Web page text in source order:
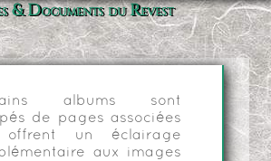
& Documents du Revest
albums sont
de pages associées
un éclairage
aux images